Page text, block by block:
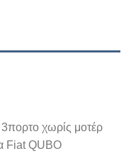
χωρίς μοτέρ
Fiat QUBO